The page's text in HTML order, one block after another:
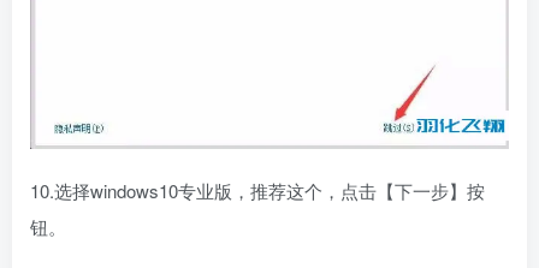
10.选择windows10专业版，推荐这个，点击【下一步】按
钮。